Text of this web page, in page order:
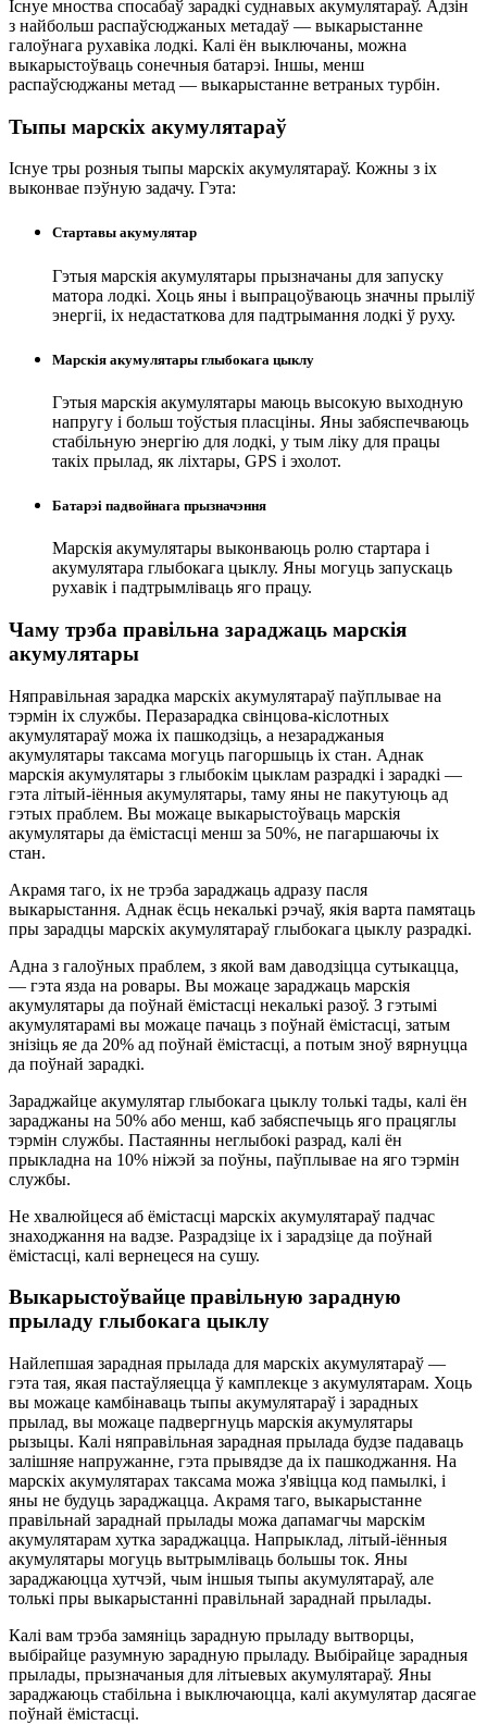
Існуе мноства спосабаў зарадкі суднавых акумулятараў. Адзін
з найбольш распаўсюджаных метадаў — выкарыстанне
галоўнага рухавіка лодкі. Калі ён выключаны, можна
выкарыстоўваць сонечныя батарэі. Іншы, менш
распаўсюджаны метад — выкарыстанне ветраных турбін.
Тыпы марскіх акумулятараў
Існуе тры розныя тыпы марскіх акумулятараў. Кожны з іх
выконвае пэўную задачу. Гэта:
Стартавы акумулятар
Гэтыя марскія акумулятары прызначаны для запуску
матора лодкі. Хоць яны і выпрацоўваюць значны прыліў
энергіі, іх недастаткова для падтрымання лодкі ў руху.
Марскія акумулятары глыбокага цыклу
Гэтыя марскія акумулятары маюць высокую выходную
напругу і больш тоўстыя пласціны. Яны забяспечваюць
стабільную энергію для лодкі, у тым ліку для працы
такіх прылад, як ліхтары, GPS і эхолот.
Батарэі падвойнага прызначэння
Марскія акумулятары выконваюць ролю стартара і
акумулятара глыбокага цыклу. Яны могуць запускаць
рухавік і падтрымліваць яго працу.
Чаму трэба правільна зараджаць марскія
акумулятары
Няправільная зарадка марскіх акумулятараў паўплывае на
тэрмін іх службы. Перазарадка свінцова-кіслотных
акумулятараў можа іх пашкодзіць, а незараджаныя
акумулятары таксама могуць пагоршыць іх стан. Аднак
марскія акумулятары з глыбокім цыклам разрадкі і зарадкі —
гэта літый-іённыя акумулятары, таму яны не пакутуюць ад
гэтых праблем. Вы можаце выкарыстоўваць марскія
акумулятары да ёмістасці менш за 50%, не пагаршаючы іх
стан.
Акрамя таго, іх не трэба зараджаць адразу пасля
выкарыстання. Аднак ёсць некалькі рэчаў, якія варта памятаць
пры зарадцы марскіх акумулятараў глыбокага цыклу разрадкі.
Адна з галоўных праблем, з якой вам даводзіцца сутыкацца,
— гэта язда на ровары. Вы можаце зараджаць марскія
акумулятары да поўнай ёмістасці некалькі разоў. З гэтымі
акумулятарамі вы можаце пачаць з поўнай ёмістасці, затым
знізіць яе да 20% ад поўнай ёмістасці, а потым зноў вярнуцца
да поўнай зарадкі.
Зараджайце акумулятар глыбокага цыклу толькі тады, калі ён
зараджаны на 50% або менш, каб забяспечыць яго працяглы
тэрмін службы. Пастаянны неглыбокі разрад, калі ён
прыкладна на 10% ніжэй за поўны, паўплывае на яго тэрмін
службы.
Не хвалюйцеся аб ёмістасці марскіх акумулятараў падчас
знаходжання на вадзе. Разрадзіце іх і зарадзіце да поўнай
ёмістасці, калі вернецеся на сушу.
Выкарыстоўвайце правільную зарадную
прыладу глыбокага цыклу
Найлепшая зарадная прылада для марскіх акумулятараў —
гэта тая, якая пастаўляецца ў камплекце з акумулятарам. Хоць
вы можаце камбінаваць тыпы акумулятараў і зарадных
прылад, вы можаце падвергнуць марскія акумулятары
рызыцы. Калі няправільная зарадная прылада будзе падаваць
залішняе напружанне, гэта прывядзе да іх пашкоджання. На
марскіх акумулятарах таксама можа з'явіцца код памылкі, і
яны не будуць зараджацца. Акрамя таго, выкарыстанне
правільнай зараднай прылады можа дапамагчы марскім
акумулятарам хутка зараджацца. Напрыклад, літый-іённыя
акумулятары могуць вытрымліваць большы ток. Яны
зараджаюцца хутчэй, чым іншыя тыпы акумулятараў, але
толькі пры выкарыстанні правільнай зараднай прылады.
Калі вам трэба замяніць зарадную прыладу вытворцы,
выбірайце разумную зарадную прыладу. Выбірайце зарадныя
прылады, прызначаныя для літыевых акумулятараў. Яны
зараджаюць стабільна і выключаюцца, калі акумулятар дасягае
поўнай ёмістасці.